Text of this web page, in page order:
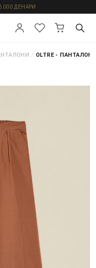
ДЕНАРИ
/ OLTRE -